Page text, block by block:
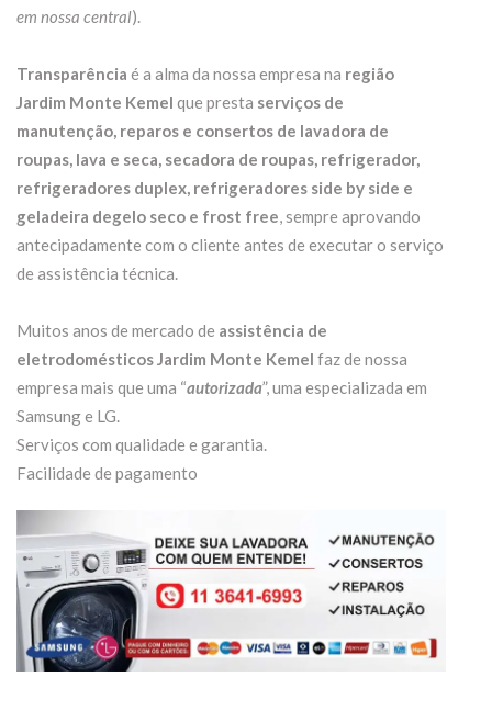
em nossa central).
Transparência é a alma da nossa empresa na região
Jardim Monte Kemel que presta serviços de
manutenção, reparos e consertos de lavadora de
roupas, lava e seca, secadora de roupas, refrigerador,
refrigeradores duplex, refrigeradores side by side e
geladeira degelo seco e frost free, sempre aprovando
antecipadamente com o cliente antes de executar o serviço
de assistência técnica.
Muitos anos de mercado de assistência de
eletrodomésticos Jardim Monte Kemel faz de nossa
empresa mais que uma “autorizada”, uma especializada em
Samsung e LG.
Serviços com qualidade e garantia.
Facilidade de pagamento